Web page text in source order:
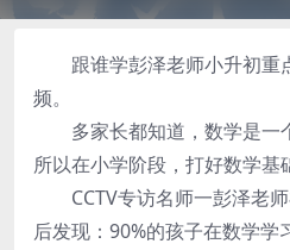
跟谁学彭泽老师小升初重
频。
多家长都知道，数学是一个
所以在小学阶段，打好数学基
CCTV专访名师一彭泽老师
后发现：90%的孩子在数学